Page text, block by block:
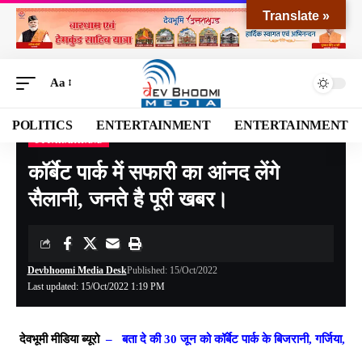
Aa
POLITICS ENTERTAINMENT ENTERTAINMENT
Devbhoomi Media> Blog >NATIONAL>UTTARAKHAND>कॉर्बेट पार्क में सफारी का आंनद लेंगे सैलानी, जनते है पूरी खबर।
कॉर्बेट पार्क में सफारी का आंनद लेंगे
सैलानी, जनते है पूरी खबर।
Last updated: 15/Oct/2022 1:19 PM
Devbhoomi Media DeskPublished: 15/Oct/2022
देवभूमी मीडिया ब्यूरो–
बता दे की 30 जून को कॉर्बेट पार्क के बिजरानी, गर्जिया,
Translate »